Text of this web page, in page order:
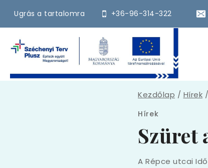
Ugrás a tartalomra +36-96-314-322
Kezdőlap / Hírek /
Hírek
Szüret
A Répce utcai